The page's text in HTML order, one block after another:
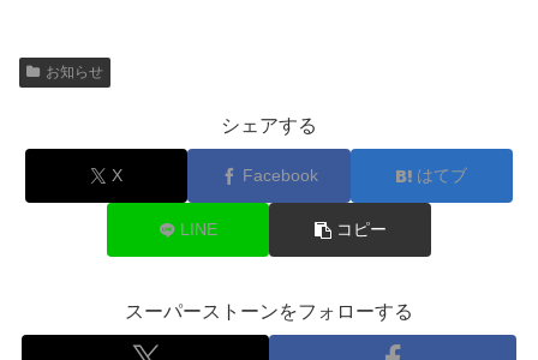
お知らせ
シェアする
X Facebook はてブ
LINE コピー
スーパーストーンをフォローする